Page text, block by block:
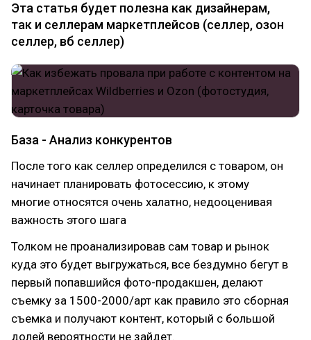
Эта статья будет полезна как дизайнерам,
так и селлерам маркетплейсов (селлер, озон
селлер, вб селлер)
База - Анализ конкурентов
После того как селлер определился с товаром, он
начинает планировать фотосессию, к этому
многие относятся очень халатно, недооценивая
важность этого шага
Толком не проанализировав сам товар и рынок
куда это будет выгружаться, все бездумно бегут в
первый попавшийся фото-продакшен, делают
съемку за 1500-2000/арт как правило это сборная
съемка и получают контент, который с большой
долей вероятности не зайдет.